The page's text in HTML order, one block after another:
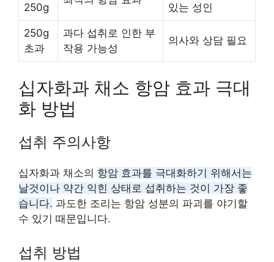
250g 있는 성인
250g
초과
과다 섭취로 인한 부
작용 가능성
의사와 상담 필요
십자화과 채소 항암 효과 극대
화 방법
섭취 주의사항
십자화과 채소의 항암 효과를 극대화하기 위해서는
날것이나 약간 익힌 상태로 섭취하는 것이 가장 좋
습니다. 과도한 조리는 항암 성분의 파괴를 야기할
수 있기 때문입니다.
섭취 방법